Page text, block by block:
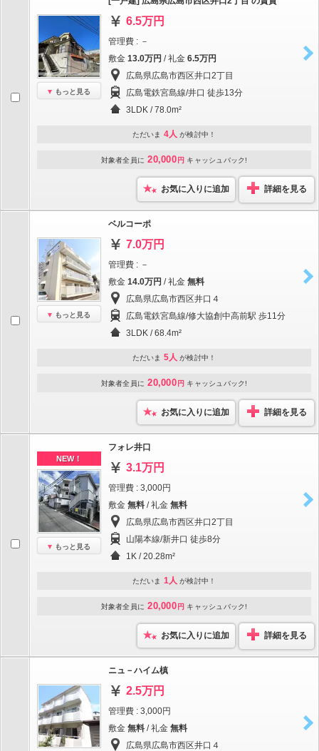
もっと見る
6.5万円
管理費 : －
敷金 13.0万円 / 礼金 6.5万円
広島県広島市西区井口2丁目
広島電鉄宮島線/井口 徒歩13分
3LDK / 78.0m²
ただいま 4人 が検討中！
対象者全員に 20,000 円 キャッシュバック!
お気に入りに追加 詳細を見る
もっと見る
ベルコーポ
7.0万円
管理費 : －
敷金 14.0万円 / 礼金 無料
広島県広島市西区井口４
広島電鉄宮島線/修大協創中高前駅 歩11分
3LDK / 68.4m²
ただいま 5人 が検討中！
対象者全員に 20,000 円 キャッシュバック!
お気に入りに追加 詳細を見る
NEW！
もっと見る
フォレ井口
3.1万円
管理費 : 3,000円
敷金 無料 / 礼金 無料
広島県広島市西区井口2丁目
山陽本線/新井口 徒歩8分
1K / 20.28m²
ただいま 1人 が検討中！
対象者全員に 20,000 円 キャッシュバック!
お気に入りに追加 詳細を見る
ニュ－ハイム槙
2.5万円
管理費 : 3,000円
敷金 無料 / 礼金 無料
広島県広島市西区井口４